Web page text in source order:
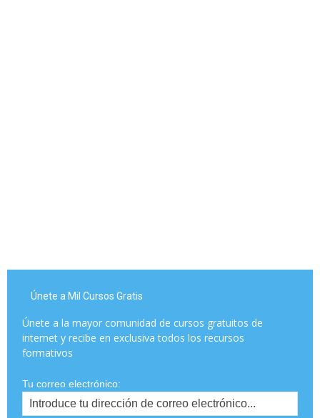
Únete a Mil Cursos Gratis
Únete a la mayor comunidad de cursos gratuitos de
internet y recibe en exclusiva todos los recursos
formativos
Tu correo electrónico: